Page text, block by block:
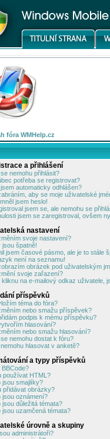
fóra WMHelp.cz
a přihlášení
nemohu přihlásit?
potřeba se registrovat?
automaticky odhlášen?
aby se moje uživatelské
jsem heslo!
jsem se, ale nemohu se
jsem se zaregistroval, ovšem
nastavení
svoje nastavení?
jsou špatně!
jsem časové pásmo, ale je to stále
není na seznamu!
obrázek pod uživatelským
svoje zařazení?
kliknu na e-mailový odkaz uživatele,
příspěvků
téma do fóra?
nebo smažu příspěvek?
podpis k mému příspěvku?
hlasování?
nebo smažu hlasování?
nemohu dostat k fóru?
hlasovat v anketě?
a typy příspěvků
BBCode?
používat HTML?
jsou smajlíky?
přidávat obrázky?
jsou oznámení?
jsou důležitá témata?
jsou uzamčená témata?
úrovně a skupiny
administrátoři?